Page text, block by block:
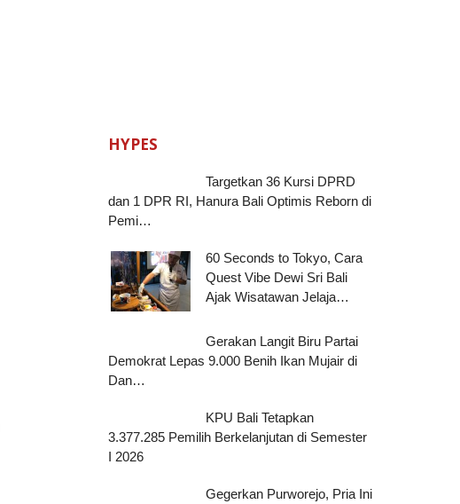
HYPES
Targetkan 36 Kursi DPRD
dan 1 DPR RI, Hanura Bali Optimis Reborn di
Pemi…
60 Seconds to Tokyo, Cara
Quest Vibe Dewi Sri Bali
Ajak Wisatawan Jelaja…
Gerakan Langit Biru Partai
Demokrat Lepas 9.000 Benih Ikan Mujair di
Dan…
KPU Bali Tetapkan
3.377.285 Pemilih Berkelanjutan di Semester
I 2026
Gegerkan Purworejo, Pria Ini